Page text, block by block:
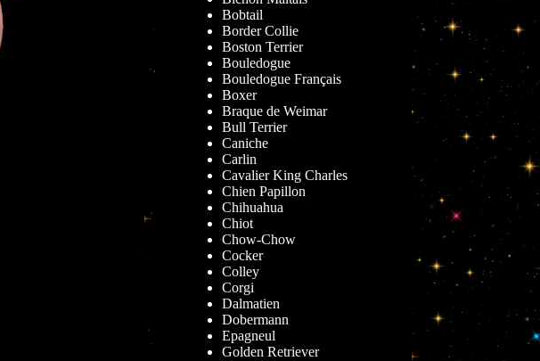
Bobtail
Border Collie
Boston Terrier
Bouledogue
Bouledogue Français
Boxer
Braque de Weimar
Bull Terrier
Caniche
Carlin
Cavalier King Charles
Chien Papillon
Chihuahua
Chiot
Chow-Chow
Cocker
Colley
Corgi
Dalmatien
Dobermann
Epagneul
Golden Retriever